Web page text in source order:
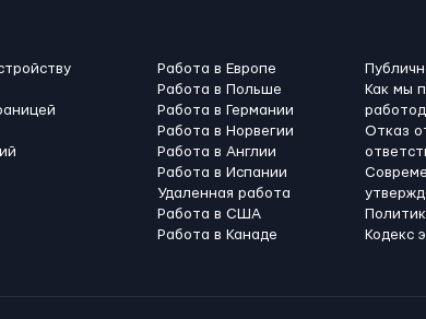
Работа в Европе
Работа в Польше
Работа в Германии
Работа в Норвегии
Работа в Англии
Работа в Испании
Удаленная работа
Работа в США
Работа в Канадe
Как мы
Отказ
Кодекс